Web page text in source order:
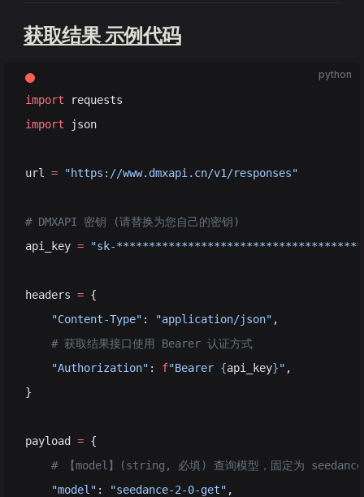
获取结果 示例代码
python
import requests
import json
url = "https://www.dmxapi.cn/v1/responses"
# DMXAPI 密钥 (请替换为您自己的密钥)
api_key = "sk-
headers = {
    "Content-Type"
: "application/json" ,
    # 获取结果接口使用 Bearer 认证方式
    "Authorization"
: f"Bearer {api_key}" ,
}
payload = {
# 【model】(string, 必填) 查询模型，固定为
    "model"
: "seedance-2-0-get" ,